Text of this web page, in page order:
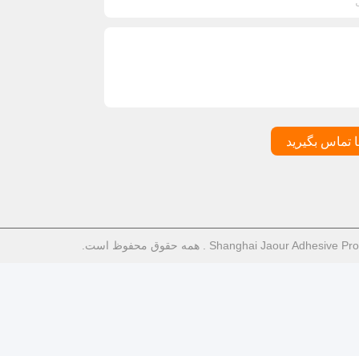
تماس بگیرید